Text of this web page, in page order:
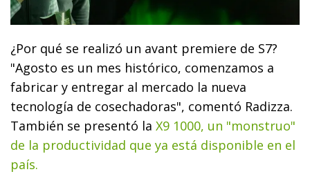
¿Por qué se realizó un avant premiere de S7?
"Agosto es un mes histórico, comenzamos a
fabricar y entregar al mercado la nueva
tecnología de cosechadoras", comentó Radizza.
También se presentó la X9 1000, un "monstruo"
de la productividad que ya está disponible en el
país.